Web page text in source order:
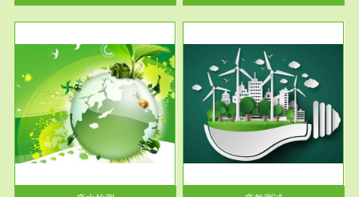
服务范围
废气测试
检测范围工业废气检测包括有机
废气和无机废气。有机废气主要
包括...